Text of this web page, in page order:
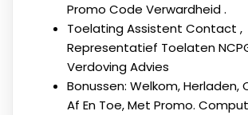
Promo Code Verwardheid .
Toelating Assistent Contact ,
Representatief Toelaten
Verdoving Advies
Bonussen: Welkom, Herladen,
Af ​​En Toe, Met Promo.